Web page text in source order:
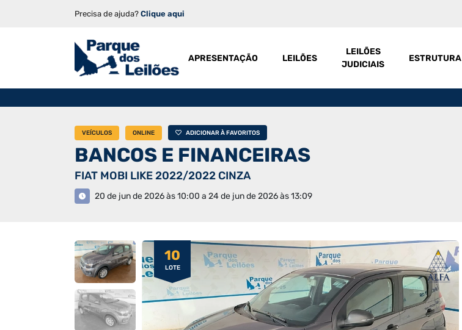
Precisa de ajuda? Clique aqui
APRESENTAÇÃO LEILÕES
LEILÕES
JUDICIAIS
ESTRUTURA
VEÍCULOS ONLINE ADICIONAR À FAVORITOS
BANCOS E FINANCEIRAS
FIAT MOBI LIKE 2022/2022 CINZA
20 de jun de 2026 às 10:00 a 24 de jun de 2026 às 13:09
10
LOTE